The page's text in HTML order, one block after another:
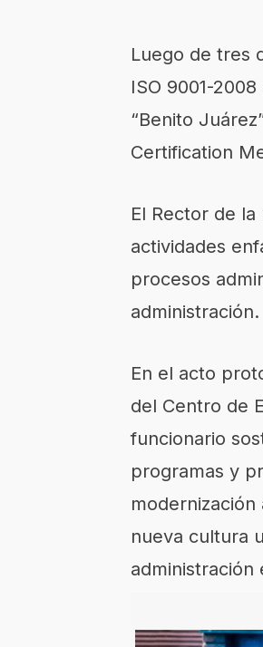
Luego de tres
ISO 9001-
“Benito
Certification
El Rector de
actividades
procesos
administración.
En el acto
del Centro de
funcionario
programas y
nueva cultura